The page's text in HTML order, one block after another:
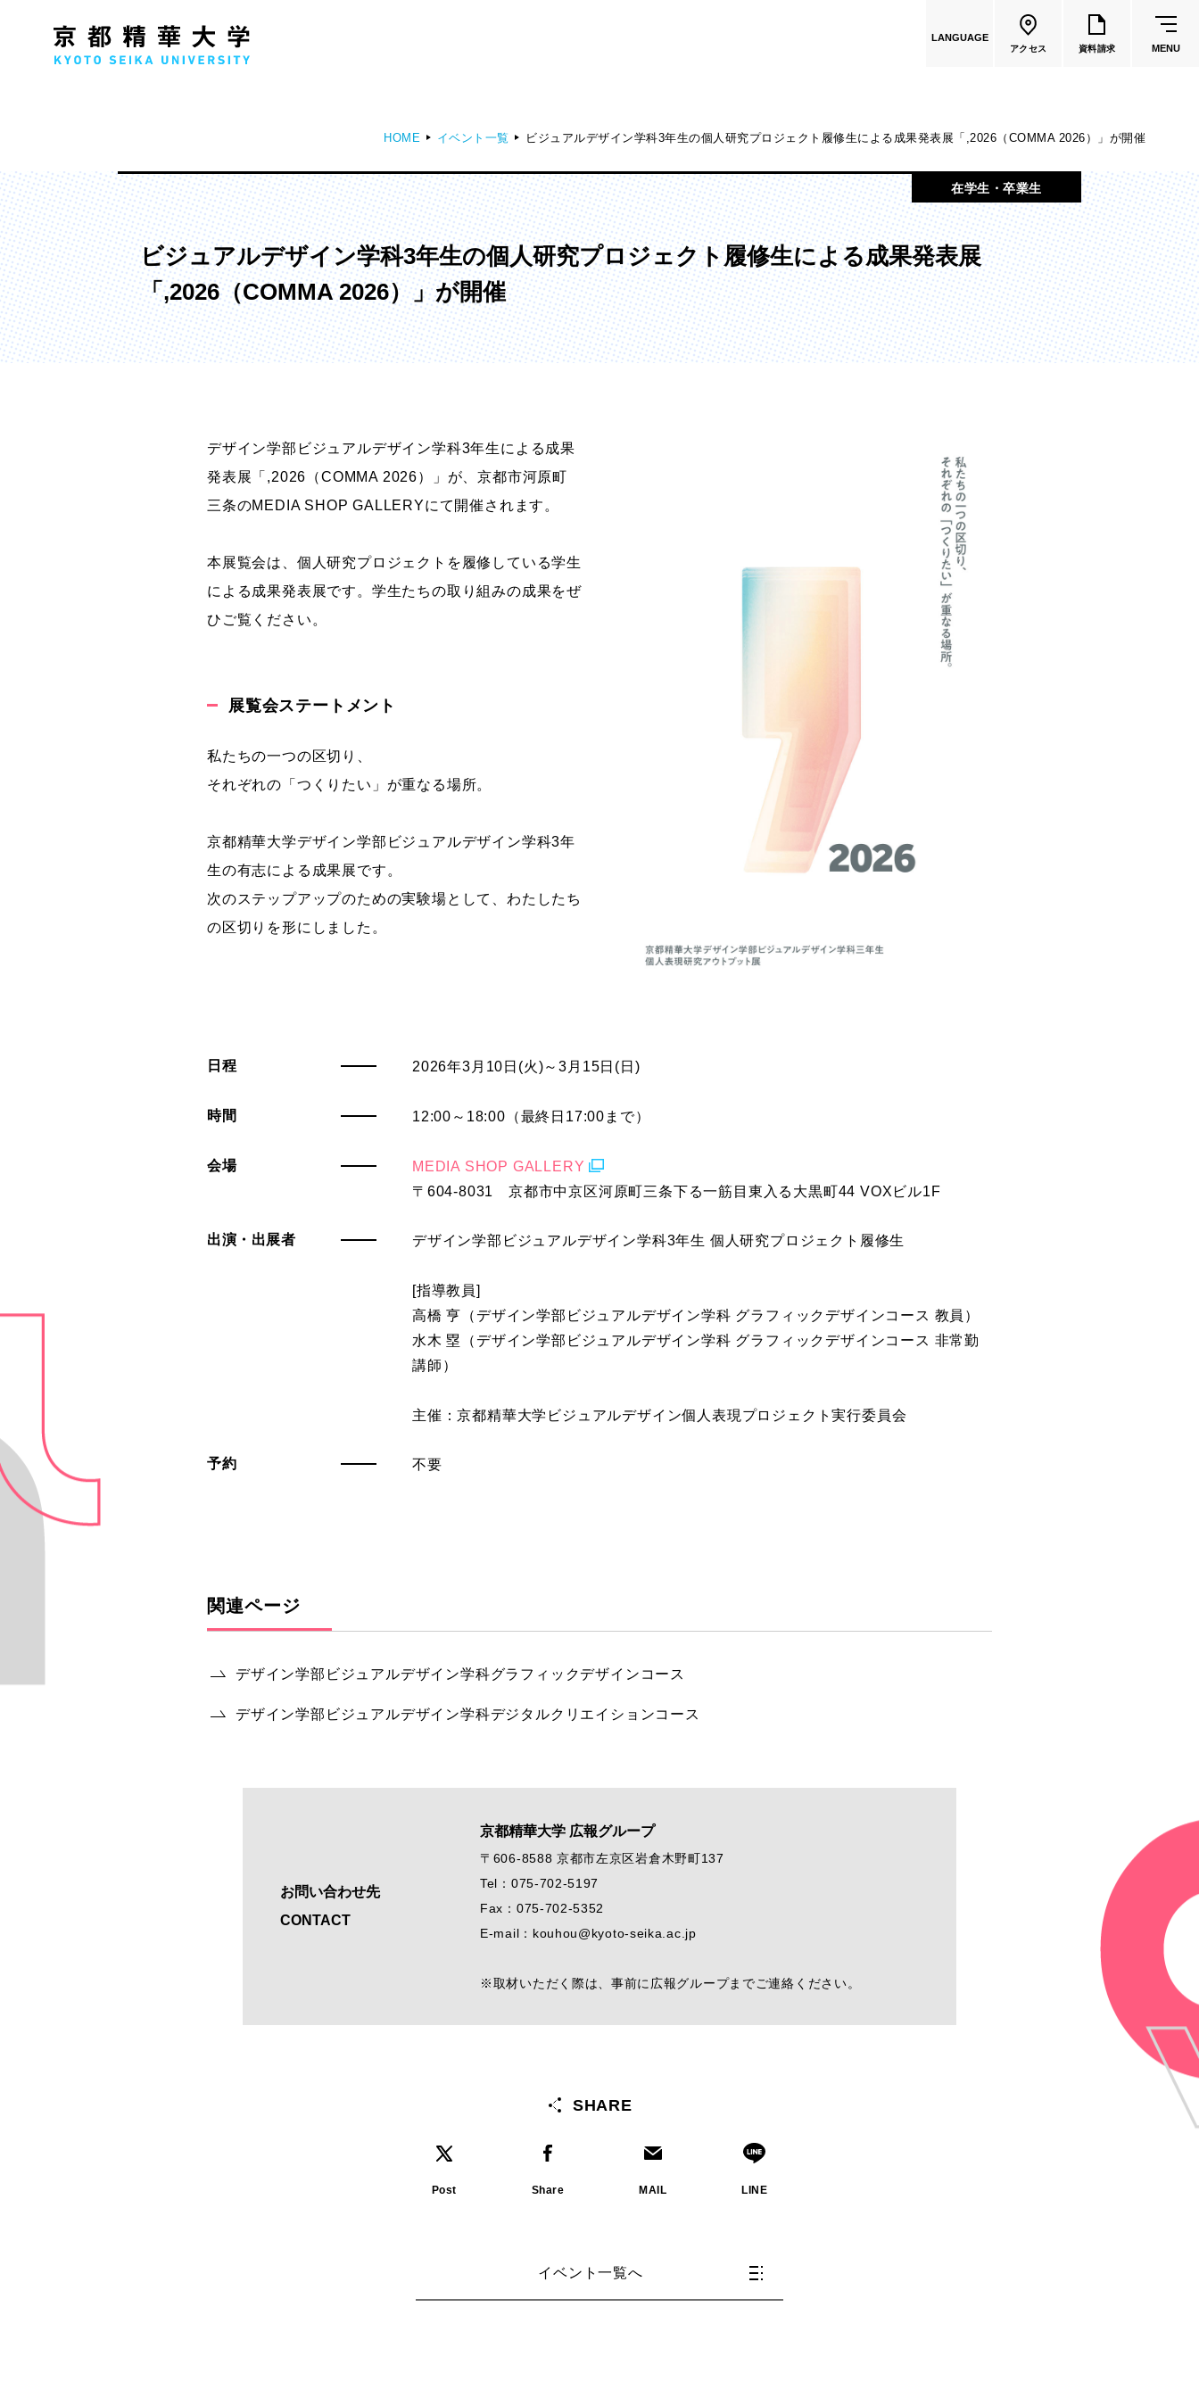
LANGUAGE
アクセス 資料請求 MENU
人文学部
歴史コース
文学コース
社会コース
国際文化コース
国際日本学コース
メディア表現学部
メディア表現学科
芸術学部
造形学科
デジタルクリエイションコース
イラスト学科
プロダクトデザイン学科
新世代マンガコース
キャラクターデザインコース
アニメーションコース
共通教育
教員一覧
国際文化学部
（2026年度募集停止）
カートゥーンコース
創造情報学部
（仮称・構想中／2028年
度開設予定）
HOME イベント一覧 ビジュアルデザイン学科3年生の個人研究プロジェクト履修生による成果発表展「,2026（COMMA 2026）」が開催
在学生・卒業生
ビジュアルデザイン学科3年生の個人研究プロジェクト履修生による成果発表展
「,2026（COMMA 2026）」が開催
デザイン学部ビジュアルデザイン学科3年生による成果
発表展「,2026（COMMA 2026）」が、京都市河原町
三条のMEDIA SHOP GALLERYにて開催されます。
本展覧会は、個人研究プロジェクトを履修している学生
による成果発表展です。学生たちの取り組みの成果をぜ
ひご覧ください。
展覧会ステートメント
私たちの一つの区切り、
それぞれの「つくりたい」が重なる場所。
京都精華大学デザイン学部ビジュアルデザイン学科3年
生の有志による成果展です。
次のステップアップのための実験場として、わたしたち
の区切りを形にしました。
日程 2026年3月10日(火)～3月15日(日)
時間 12:00～18:00（最終日17:00まで）
会場
MEDIA SHOP GALLERY
〒604-8031 京都市中京区河原町三条下る一筋目東入る大黒町44 VOXビル1F
出演・出展者 デザイン学部ビジュアルデザイン学科3年生 個人研究プロジェクト履修生
[指導教員]
高橋 亨（デザイン学部ビジュアルデザイン学科 グラフィックデザインコース 教員）
水木 塁（デザイン学部ビジュアルデザイン学科 グラフィックデザインコース 非常勤
講師）
主催：京都精華大学ビジュアルデザイン個人表現プロジェクト実行委員会
予約 不要
関連ページ
デザイン学部ビジュアルデザイン学科グラフィックデザインコース
デザイン学部ビジュアルデザイン学科デジタルクリエイションコース
お問い合わせ先
CONTACT
京都精華大学 広報グループ
〒606-8588 京都市左京区岩倉木野町137
Tel：075-702-5197
Fax：075-702-5352
E-mail：kouhou@kyoto-seika.ac.jp
※取材いただく際は、事前に広報グループまでご連絡ください。
SHARE
Post Share MAIL LINE
イベント一覧へ